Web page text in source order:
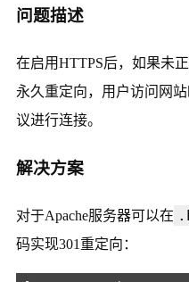
问题描述
在启用HTTPS后，如果未
永久重定向，用户访问网
议进行连接。
解决方案
对于Apache服务器可以在
码实现301重定向：